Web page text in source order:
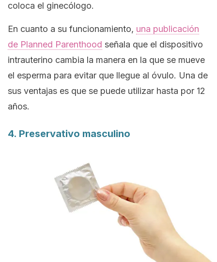
coloca el ginecólogo.
En cuanto a su funcionamiento, una publicación
de Planned Parenthood señala que el dispositivo
intrauterino cambia la manera en la que se mueve
el esperma para evitar que llegue al óvulo. Una de
sus ventajas es que se puede utilizar hasta por 12
años.
4. Preservativo masculino